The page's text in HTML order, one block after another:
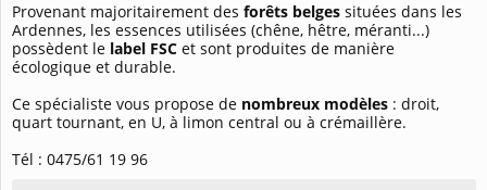
Provenant majoritairement des forêts belges situées dans les
Ardennes, les essences utilisées (chêne, hêtre, méranti...)
possèdent le label FSC et sont produites de manière
écologique et durable.
Ce spécialiste vous propose de nombreux modèles : droit,
quart tournant, en U, à limon central ou à crémaillère.
Tél : 0475/61 19 96